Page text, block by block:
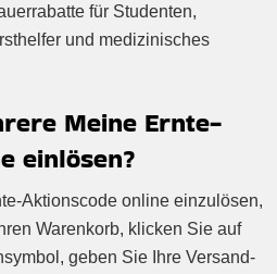
für Studenten,
und medizinisches
Meine Ernte-
einlösen?
Aktionscode online einzulösen,
Warenkorb, klicken Sie auf
geben Sie Ihre Versand-